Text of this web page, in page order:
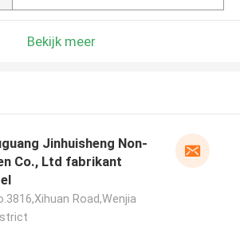
Bekijk meer
Jinhuisheng Non-
Co., Ltd fabrikant
Road,Wenjia